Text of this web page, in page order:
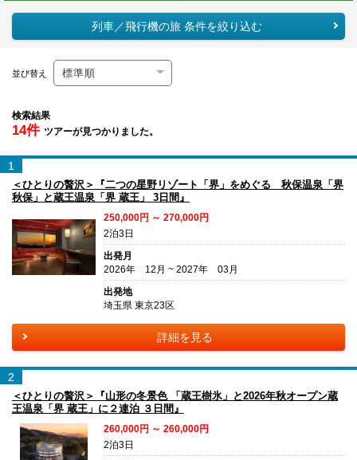
列車／飛行機の旅 条件を絞り込む
並び替え
検索結果
14件 ツアーが見つかりました。
1
＜ひとりの贅沢＞『二つの星野リゾート「界」をめぐる 秋保温泉「界
秋保」と蔵王温泉「界 蔵王」 3日間』
250,000円 ～ 270,000円
2泊3日
出発月
2026年 12月 ~ 2027年 03月
出発地
埼玉県 東京23区
詳細を見る
2
＜ひとりの贅沢＞『山形の冬景色 「蔵王樹氷」と2026年秋オープン蔵
王温泉「界 蔵王」に２連泊 ３日間』
260,000円 ～ 260,000円
2泊3日